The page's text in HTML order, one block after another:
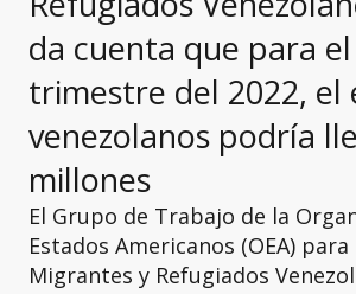
da cuenta que para
trimestre del 2022, el
venezolanos podría
millones
El Grupo de Trabajo de la
Estados Americanos (OEA)
Migrantes y Refugiados